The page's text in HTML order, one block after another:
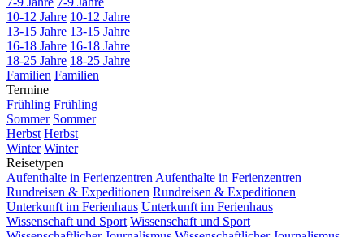
10-12 Jahre 10-12 Jahre
13-15 Jahre 13-15 Jahre
16-18 Jahre 16-18 Jahre
18-25 Jahre 18-25 Jahre
Familien Familien
Termine
Frühling Frühling
Sommer Sommer
Herbst Herbst
Winter Winter
Reisetypen
Aufenthalte in Ferienzentren Aufenthalte in Ferienzentren
Rundreisen & Expeditionen Rundreisen & Expeditionen
Unterkunft im Ferienhaus Unterkunft im Ferienhaus
Wissenschaft und Sport Wissenschaft und Sport